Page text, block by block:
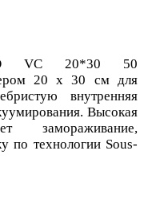
VC 20*30 50
20 x 30 см для
внутренняя
Высокая
замораживание,
по технологии Sous-